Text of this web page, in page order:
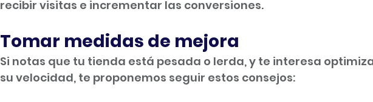
recibir visitas e incrementar las conversiones.
Tomar medidas de mejora
Si notas que tu tienda está pesada o lerda, y te interesa
su velocidad, te proponemos seguir estos consejos: